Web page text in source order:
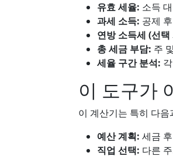
유효 세율: 소득
과세 소득: 공제
연방 소득세 (선택
총 세금 부담: 주
세율 구간 분석:
이 도구가
이 계산기는 특히 다
예산 계획: 세금
직업 선택: 다른